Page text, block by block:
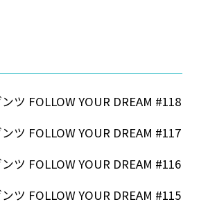
ツ FOLLOW YOUR DREAM #118
ツ FOLLOW YOUR DREAM #117
ツ FOLLOW YOUR DREAM #116
ツ FOLLOW YOUR DREAM #115